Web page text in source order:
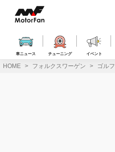
ス
車ニュース チューニング イベント
HOME フォルクスワーゲン ゴルフ